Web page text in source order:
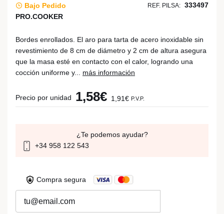
Bajo Pedido REF. PILSA: 333497
PRO.COOKER
Bordes enrollados. El aro para tarta de acero inoxidable sin
revestimiento de 8 cm de diámetro y 2 cm de altura asegura
que la masa esté en contacto con el calor, logrando una
cocción uniforme y... más información
Precio por unidad 1,58€ 1,91€ P.V.P.
¿Te podemos ayudar?
+34 958 122 543
Compra segura